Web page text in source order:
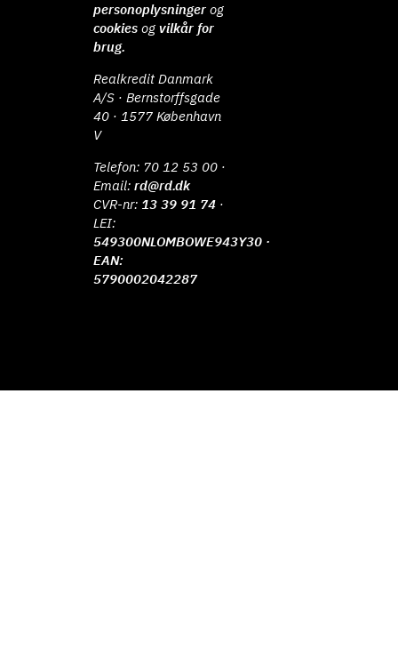
personoplysninger og
cookies ogvilkår for
brug.
Realkredit Danmark
A/S · Bernstorffsgade
40 · 1577 København
V
Telefon: 70 12 53 00 ·
Email:rd@rd.dk
CVR-nr: 13 39 91 74 ·
LEI:
549300NLOMBOWE943Y30 ·
EAN:
5790002042287